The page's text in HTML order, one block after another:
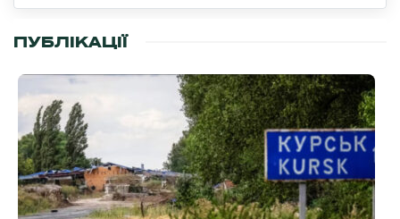
ПУБЛІКАЦІЇ